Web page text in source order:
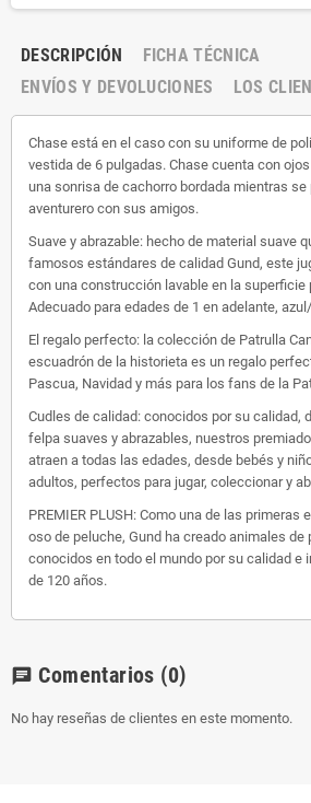
DESCRIPCIÓN
FICHA TÉCNICA
ENVÍOS Y DEVOLUCIONES
LOS
Chase está en el caso con su uniforme de
vestida de 6 pulgadas. Chase cuenta con
una sonrisa de cachorro bordada mientras se
aventurero con sus amigos.
Suave y abrazable: hecho de material suave
famosos estándares de calidad Gund, este
con una construcción lavable en la superficie
Adecuado para edades de 1 en adelante,
El regalo perfecto: la colección de Patrulla
escuadrón de la historieta es un regalo
Pascua, Navidad y más para los fans de la
Cudles de calidad: conocidos por su calidad,
felpa suaves y abrazables, nuestros
atraen a todas las edades, desde bebés y
adultos, perfectos para jugar, coleccionar y
PREMIER PLUSH: Como una de las primeras
oso de peluche, Gund ha creado animales de
conocidos en todo el mundo por su calidad e
de 120 años.
chat Comentarios (0)
No hay reseñas de clientes en este momento.